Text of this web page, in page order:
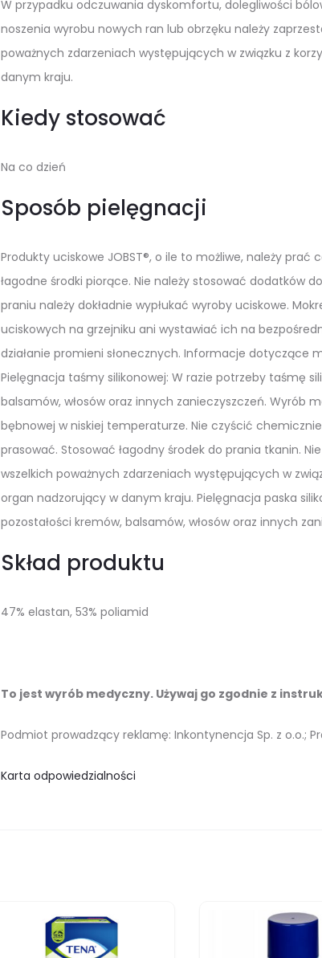
W przypadku odczuwania dyskomfortu, dolegliwości
noszenia wyrobu nowych ran lub obrzęku należy
poważnych zdarzeniach występujących w związku z
danym kraju.
Kiedy stosować
Na co dzień
Sposób pielęgnacji
Produkty uciskowe JOBST®, o ile to możliwe, należy
łagodne środki piorące. Nie należy stosować dodatków
praniu należy dokładnie wypłukać wyroby uciskowe.
uciskowych na grzejniku ani wystawiać ich na
działanie promieni słonecznych. Informacje dotyczące
Pielęgnacja taśmy silikonowej: W razie potrzeby taśmę
balsamów, włosów oraz innych zanieczyszczeń. Wyrób
bębnowej w niskiej temperaturze. Nie czyścić
prasować. Stosować łagodny środek do prania tkanin.
wszelkich poważnych zdarzeniach występujących w
organ nadzorujący w danym kraju. Pielęgnacja paska
pozostałości kremów, balsamów, włosów oraz innych
Skład produktu
47% elastan, 53% poliamid
To jest wyrób medyczny. Używaj go zgodnie z
Podmiot prowadzący reklamę: Inkontynencja Sp. z o.o.;
Karta odpowiedzialności